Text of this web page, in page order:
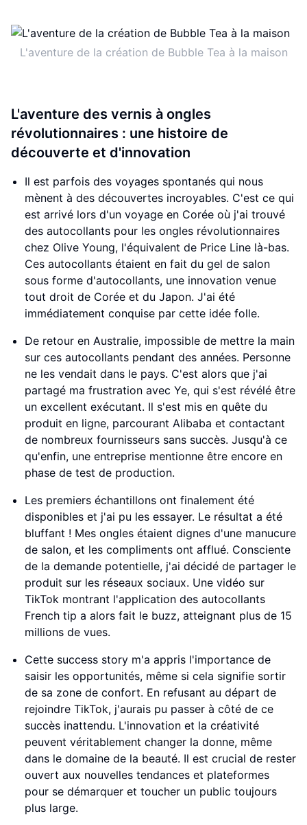
L'aventure de la création de Bubble Tea à la maison
L'aventure des vernis à ongles
révolutionnaires : une histoire de
découverte et d'innovation
Il est parfois des voyages spontanés qui nous
mènent à des découvertes incroyables. C'est ce qui
est arrivé lors d'un voyage en Corée où j'ai trouvé
des autocollants pour les ongles révolutionnaires
chez Olive Young, l'équivalent de Price Line là-bas.
Ces autocollants étaient en fait du gel de salon
sous forme d'autocollants, une innovation venue
tout droit de Corée et du Japon. J'ai été
immédiatement conquise par cette idée folle.
De retour en Australie, impossible de mettre la main
sur ces autocollants pendant des années. Personne
ne les vendait dans le pays. C'est alors que j'ai
partagé ma frustration avec Ye, qui s'est révélé être
un excellent exécutant. Il s'est mis en quête du
produit en ligne, parcourant Alibaba et contactant
de nombreux fournisseurs sans succès. Jusqu'à ce
qu'enfin, une entreprise mentionne être encore en
phase de test de production.
Les premiers échantillons ont finalement été
disponibles et j'ai pu les essayer. Le résultat a été
bluffant ! Mes ongles étaient dignes d'une manucure
de salon, et les compliments ont afflué. Consciente
de la demande potentielle, j'ai décidé de partager le
produit sur les réseaux sociaux. Une vidéo sur
TikTok montrant l'application des autocollants
French tip a alors fait le buzz, atteignant plus de 15
millions de vues.
Cette success story m'a appris l'importance de
saisir les opportunités, même si cela signifie sortir
de sa zone de confort. En refusant au départ de
rejoindre TikTok, j'aurais pu passer à côté de ce
succès inattendu. L'innovation et la créativité
peuvent véritablement changer la donne, même
dans le domaine de la beauté. Il est crucial de rester
ouvert aux nouvelles tendances et plateformes
pour se démarquer et toucher un public toujours
plus large.